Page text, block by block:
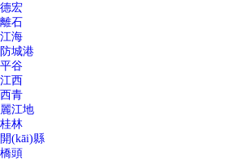
德宏
離石
江海
防城港
平谷
江西
西青
麗江地
桂林
開(kāi)縣
橋頭